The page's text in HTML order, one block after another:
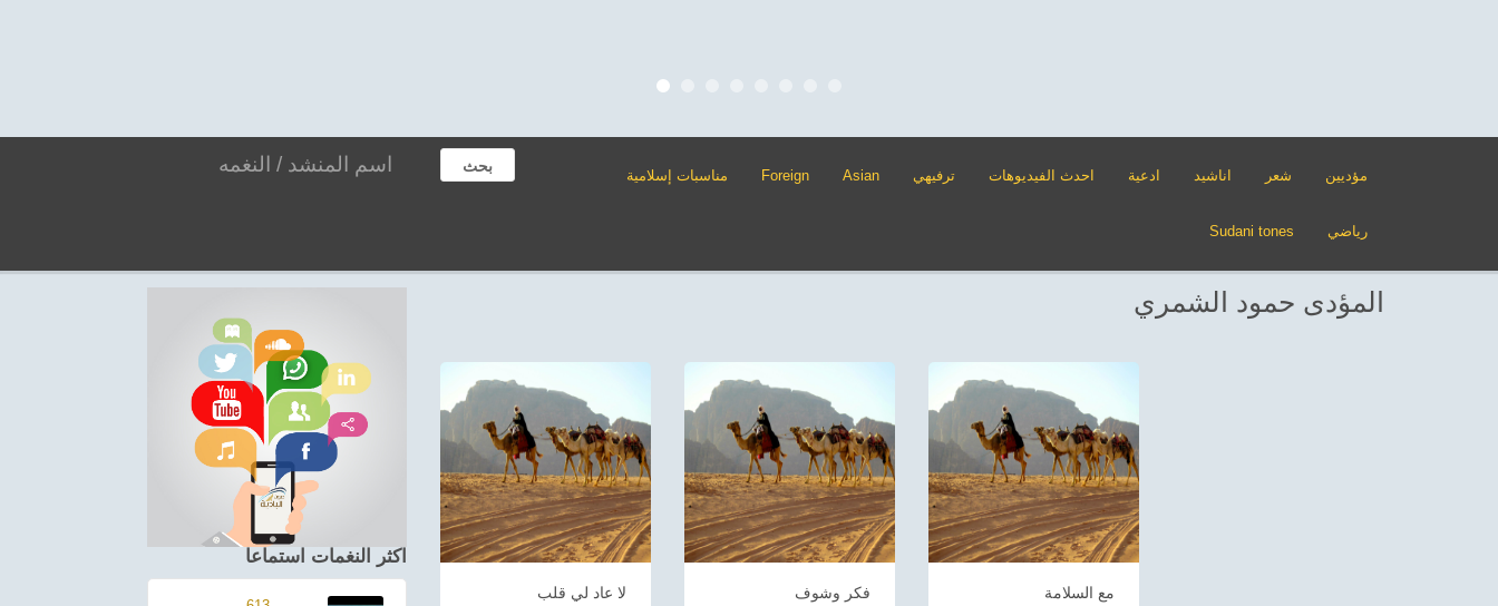
بحث
مؤديين شعر اناشيد ادعية احدث الفيديوهات ترفيهي Asian
Foreign مناسبات إسلامية
رياضي Sudani tones
اكثر النغمات استماعا
المؤدى حمود الشمري
لا عاد لي قلب فكر وشوف مع السلامة